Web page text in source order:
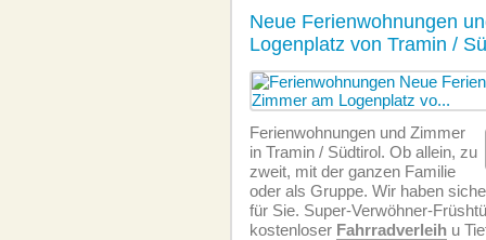
Neue Ferienwohnungen
Logenplatz von Tramin /
Ferien­wohnungen und Zimmer
in Tramin / Südtirol. Ob allein, zu
zweit, mit der ganzen Familie
oder als Gruppe. Wir haben
für Sie. Super-Verwöhner-
kostenloser Fahrradverleih u